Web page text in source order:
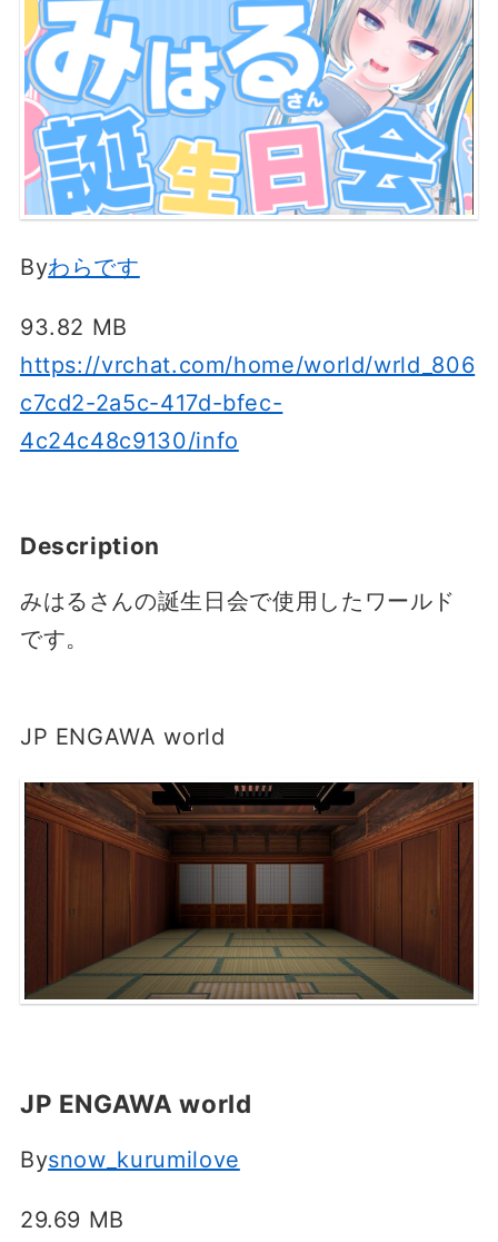
Byわらです
93.82 MB
https://vrchat.com/home/world/wrld_806
c7cd2-2a5c-417d-bfec-
4c24c48c9130/info
Description
みはるさんの誕生日会で使用したワールド
です。
JP ENGAWA world
JP ENGAWA world
Bysnow_kurumilove
29.69 MB